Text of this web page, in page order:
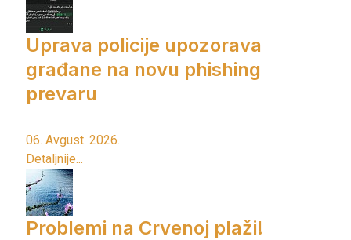
Uprava policije upozorava
građane na novu phishing
prevaru
06. Avgust. 2026.
Detaljnije...
Problemi na Crvenoj plaži!